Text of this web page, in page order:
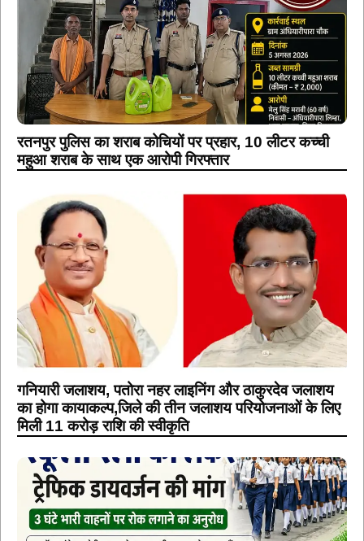
रतनपुर पुलिस का शराब कोचियों पर प्रहार, 10 लीटर कच्ची
महुआ शराब के साथ एक आरोपी गिरफ्तार
गनियारी जलाशय, पतोरा नहर लाइनिंग और ठाकुरदेव जलाशय
का होगा कायाकल्प,जिले की तीन जलाशय परियोजनाओं के लिए
मिली 11 करोड़ राशि की स्वीकृति